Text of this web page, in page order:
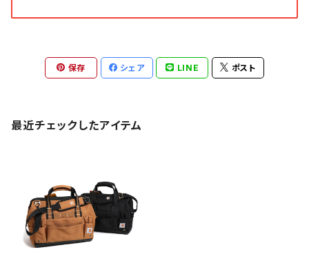
保存 シェア LINE ポスト
最近チェックしたアイテム